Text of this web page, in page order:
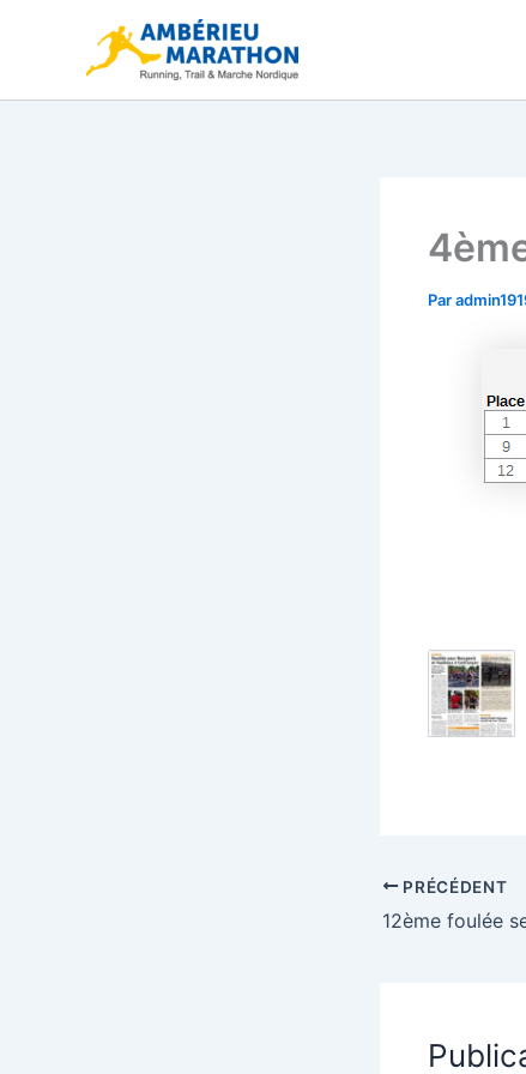
Par
PRÉCÉDENT
12ème foulée